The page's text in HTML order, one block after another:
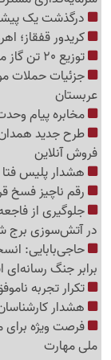
درگذشت یک
کریدور قفقاز؛
توزیع 20 تن گاز مایع یارانه‌ای در مرز چذابه
جزئیات حملات
عربستان
مخابره پیام وحدت و
طرح جدید همدان
فروش آنلاین
هشدار پلیس فتا
رقم ناچیز فسخ
جلوگیری از
در آتش‌سوزی برج
حاجی‌بابایی:
برابر جنگ
تکرار تجربه
هشدار
ملی مهارت